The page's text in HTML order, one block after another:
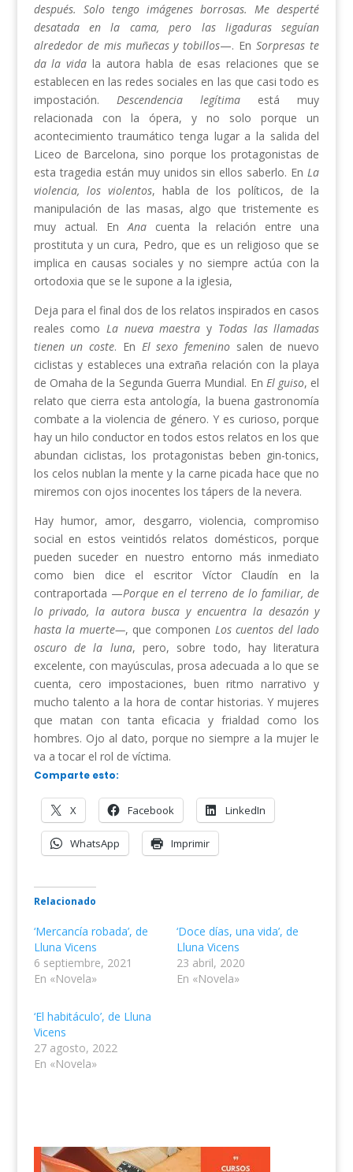
después. Solo tengo imágenes borrosas. Me desperté
desatada en la cama, pero las ligaduras seguían
alrededor de mis muñecas y tobillos—. EnSorpresas te
da la vidala autora habla de esas relaciones que se
establecen en las redes sociales en las que casi todo es
impostación. Descendencia legítima está muy
relacionada con la ópera, y no solo porque un
acontecimiento traumático tenga lugar a la salida del
Liceo de Barcelona, sino porque los protagonistas de
esta tragedia están muy unidos sin ellos saberlo. EnLa
violencia, los violentos, habla de los políticos, de la
manipulación de las masas, algo que tristemente es
muy actual. EnAnacuenta la relación entre una
prostituta y un cura, Pedro, que es un religioso que se
implica en causas sociales y no siempre actúa con la
ortodoxia que se le supone a la iglesia,
Deja para el final dos de los relatos inspirados en casos
reales comoLa nueva maestra y Todas las llamadas
tienen un coste. En El sexo femenino salen de nuevo
ciclistas y estableces una extraña relación con la playa
de Omaha de la Segunda Guerra Mundial. En El guiso, el
relato que cierra esta antología, la buena gastronomía
combate a la violencia de género. Y es curioso, porque
hay un hilo conductor en todos estos relatos en los que
abundan ciclistas, los protagonistas beben gin-tonics,
los celos nublan la mente y la carne picada hace que no
miremos con ojos inocentes los tápers de la nevera.
Hay humor, amor, desgarro, violencia, compromiso
social en estos veintidós relatos domésticos, porque
pueden suceder en nuestro entorno más inmediato
como bien dice el escritor Víctor Claudín en la
contraportada —Porque en el terreno de lo familiar, de
lo privado, la autora busca y encuentra la desazón y
hasta la muerte—, que componen Los cuentos del lado
oscuro de la luna, pero, sobre todo, hay literatura
excelente, con mayúsculas, prosa adecuada a lo que se
cuenta, cero impostaciones, buen ritmo narrativo y
mucho talento a la hora de contar historias. Y mujeres
que matan con tanta eficacia y frialdad como los
hombres. Ojo al dato, porque no siempre a la mujer le
va a tocar el rol de víctima.
Comparte esto:
X Facebook LinkedIn
WhatsApp Imprimir
Relacionado
‘Mercancía robada’, de
Lluna Vicens
6 septiembre, 2021
En «Novela»
‘Doce días, una vida’, de
Lluna Vicens
23 abril, 2020
En «Novela»
‘El habitáculo’, de Lluna
Vicens
27 agosto, 2022
En «Novela»